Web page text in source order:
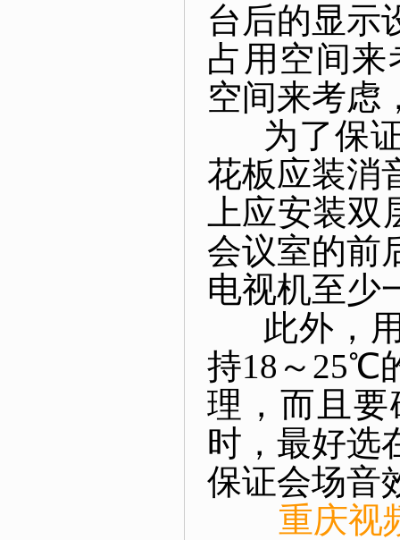
台后的显示
占用空间来
空间来考虑
为了保证
花板应装消
上应安装
会议室的前
电视机至少
此外，用
持18～25℃
理，而且
时，最好选
保证会场音
重庆视